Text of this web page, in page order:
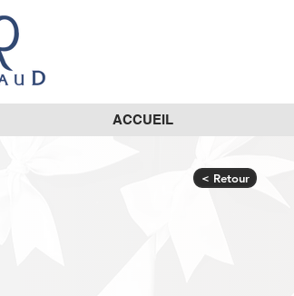
ACCUEIL
< Retour